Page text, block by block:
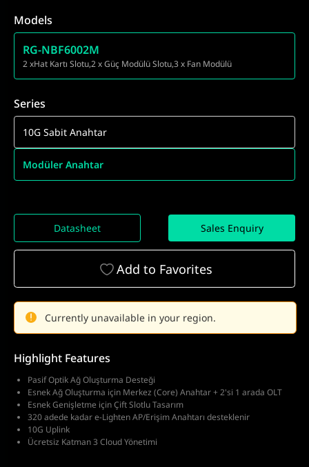
Models
RG-NBF6002M
2 xHat Kartı Slotu,2 x Güç Modülü Slotu,3 x Fan Modülü
Series
10G Sabit Anahtar
Modüler Anahtar
Datasheet Sales Enquiry
Add to Favorites
Currently unavailable in your region.
Highlight Features
Pasif Optik Ağ Oluşturma Desteği
Esnek Ağ Oluşturma için Merkez (Core) Anahtar + 2'si 1 arada OLT
Esnek Genişletme için Çift Slotlu Tasarım
320 adede kadar e-Lighten AP/Erişim Anahtarı desteklenir
10G Uplink
Ücretsiz Katman 3 Cloud Yönetimi